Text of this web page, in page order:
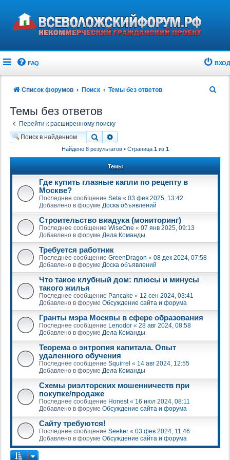
FAQ ВХОД
Список форумов Поиск Темы без ответов
Темы без ответов
Перейти к расширенному поиску
Поиск
Найдено 8 результатов • Страница 1из 1
Темы
Где купить глазные капли по рецепту в
Москве?
Последнее сообщение Seta « 03 фев 2025, 13:42
Добавлено в форуме Доска объявлений
Строительство виадука (мониторинг)
Последнее сообщение WiseOne « 07 янв 2025, 09:13
Добавлено в форуме Дела Команды
Требуется работник
Последнее сообщение GreenDragon « 08 дек 2024, 07:58
Добавлено в форуме Доска объявлений
Что такое клубный дом: плюсы и минусы
такого жилья
Последнее сообщение Pancake « 12 сен 2024, 03:41
Добавлено в форуме Обсуждение сайта и форума
Гранты мэра Москвы в сфере образования
Последнее сообщение Lenodor « 28 авг 2024, 08:58
Добавлено в форуме Дела Команды
Теорема о энтропия капитала. Опыт
удаленного обучения
Последнее сообщение Squirrel « 14 авг 2024, 12:55
Добавлено в форуме Дела Команды
Схемы риэлторских мошенничеств при
покупке/продаже
Последнее сообщение Honest« 16 июл 2024, 08:11
Добавлено в форуме Обсуждение сайта и форума
Сайту требуются!
Последнее сообщение Seeker « 03 фев 2024, 11:46
Добавлено в форуме Обсуждение сайта и форума